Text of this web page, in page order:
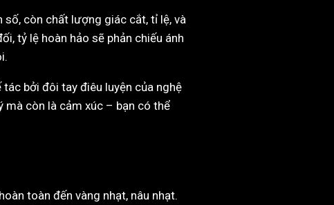
còn chất lượng giác cắt, tỉ lệ, và
tỷ lệ hoàn hảo sẽ phản chiếu ánh
bởi đôi tay điêu luyện của nghệ
mà còn là cảm xúc – bạn có thể
toàn đến vàng nhạt, nâu nhạt.